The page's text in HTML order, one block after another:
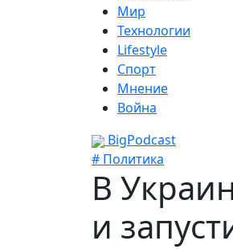
Мир
Технологии
Lifestyle
Спорт
Мнение
Война
BigPodcast
# Политика
В
и